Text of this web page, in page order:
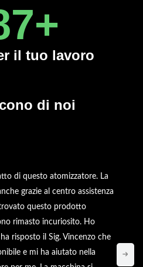
+
il tuo lavoro
di noi
di questo atomizzatore. La
grazie al centro assistenza
questo prodotto
rimasto incuriosito. Ho
risposto il Sig. Vincenzo che
e mi ha aiutato nella